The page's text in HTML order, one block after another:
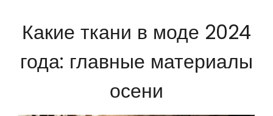
Какие ткани в моде 2024
года: главные материалы
осени